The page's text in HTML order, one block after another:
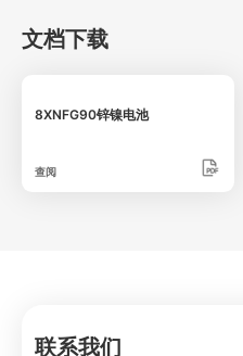
文档下载
8XNFG90锌镍电池
查阅
联系我们